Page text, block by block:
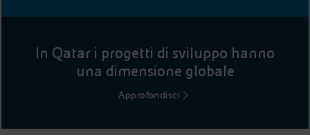
In Qatar i progetti di sviluppo hanno
una dimensione globale
Approfondisci